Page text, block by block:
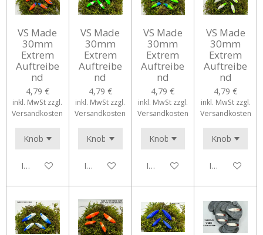
VS Made
30mm
Extrem
Auftreibe
nd
4,79 €
inkl. MwSt zzgl.
Versandkosten
In den Warenkorb
VS Made
30mm
Extrem
Auftreibe
nd
4,79 €
inkl. MwSt zzgl.
Versandkosten
In den Warenkorb
VS Made
30mm
Extrem
Auftreibe
nd
4,79 €
inkl. MwSt zzgl.
Versandkosten
In den Warenkorb
VS Made
30mm
Extrem
Auftreibe
nd
4,79 €
inkl. MwSt zzgl.
Versandkosten
In den